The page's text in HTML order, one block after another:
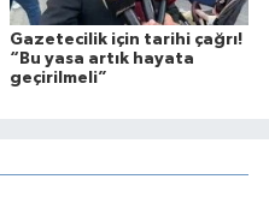
Gazetecilik için tarihi çağrı!
“Bu yasa artık hayata
geçirilmeli”